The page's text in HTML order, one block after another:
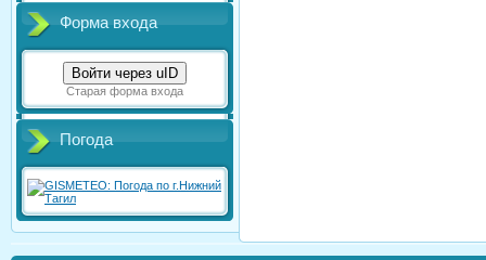
Форма входа
Войти через uID
Старая форма входа
Погода